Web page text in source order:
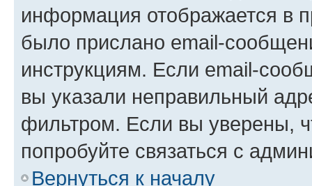
информация отображается в
было прислано email-
инструкциям. Если email-
вы указали неправильный
фильтром. Если вы уверены,
попробуйте связаться с
Вернуться к началу